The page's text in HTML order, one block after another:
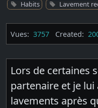
Habits Lavement
Vues: 3757 Created:
Lors de certaines
partenaire et je
lavements après